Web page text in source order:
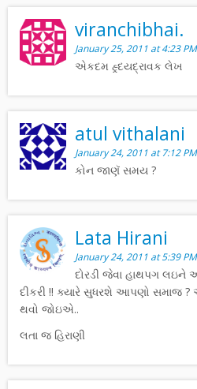
viranchibhai.
January 25, 2011 at 4:23 PM
એકદમ હ્ર્દયદ્રાવક લેખ
atul vithalani
January 24, 2011 at 7:12 PM
કોન જાણૅ સમય ?
Lata Hirani
January 24, 2011 at 5:39 PM
દોરડી જેવા હાથપગ
દીકરી !! ક્યારે સુધરશે આપણો સમાજ ?
થવો જોઇએ..
લતા જ હિરાણી